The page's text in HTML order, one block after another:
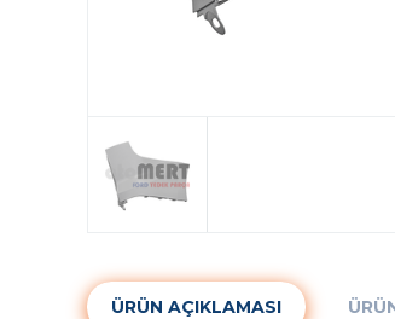
ÜRÜN AÇIKLAMASI